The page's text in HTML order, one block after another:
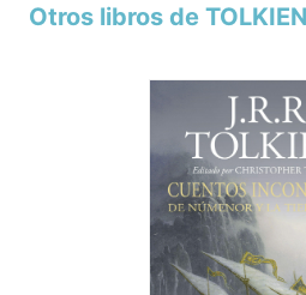
Otros libros de